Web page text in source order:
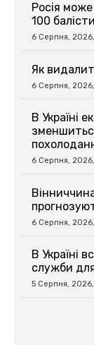
Росія
100
6 Серпня, 2026,
Як
6 Серпня, 2026,
В Україні
6 Серпня,
6 Серпня,
В Україні
служби
5 Серпня, 2026,